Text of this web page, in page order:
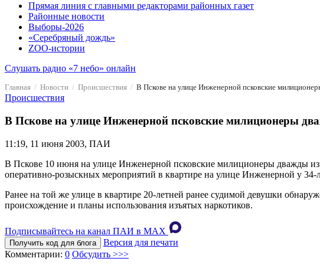
Прямая линия с главными редакторами районных газет
Районные новости
Выборы-2026
«Серебряный дождь»
ZOO-истории
Слушать радио «7 небо» онлайн
Главная Новости Происшествия В Пскове на улице Инженерной псковские
Происшествия
В Пскове на улице Инженерной псковские милиционеры
11:19, 11 июня 2003, ПАИ
В Пскове 10 июня на улице Инженерной псковские милиционеры дважды
оперативно-розыскных мероприятий в квартире на улице Инженерной у
Ранее на той же улице в квартире 20-летней ранее судимой девушки
происхождение и планы использования изъятых наркотиков.
Подписывайтесь на канал ПАИ в MAХ
Получить код для блога
Версия для печати
Комментарии: 0 Обсудить >>>